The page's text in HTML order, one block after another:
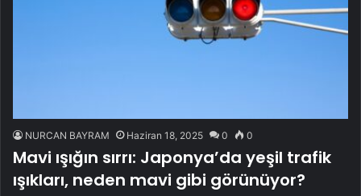
NURCAN BAYRAM Haziran 18, 2025 0 0
Mavi ışığın sırrı: Japonya’da yeşil trafik
ışıkları, neden mavi gibi görünüyor?